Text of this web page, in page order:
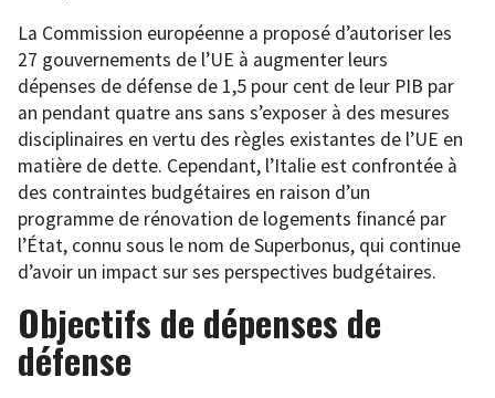
La Commission européenne a proposé d’autoriser les
27 gouvernements de l’UE à augmenter leurs
dépenses de défense de 1,5 pour cent de leur PIB par
an pendant quatre ans sans s’exposer à des mesures
disciplinaires en vertu des règles existantes de l’UE en
matière de dette. Cependant, l’Italie est confrontée à
des contraintes budgétaires en raison d’un
programme de rénovation de logements financé par
l’État, connu sous le nom de Superbonus, qui continue
d’avoir un impact sur ses perspectives budgétaires.
Objectifs de dépenses de
défense